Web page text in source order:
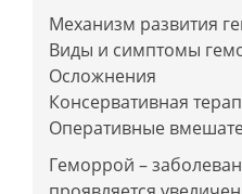
Механизм развития
Виды и симптомы
Осложнения
Консервативная
Оперативные
Геморрой –